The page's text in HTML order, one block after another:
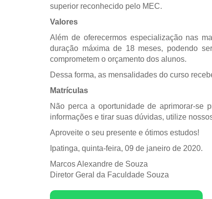
superior reconhecido pelo MEC.
Valores
Além de oferecermos especialização nas
duração máxima de 18 meses, podendo
comprometem o orçamento dos alunos.
Dessa forma, as mensalidades do curso
Matrículas
Não perca a oportunidade de aprimorar-se
informações e tirar suas dúvidas, utilize
Aproveite o seu presente e ótimos estudos!
Ipatinga, quinta-feira, 09 de janeiro de 2020.
Marcos Alexandre de Souza
Diretor Geral da Faculdade Souza